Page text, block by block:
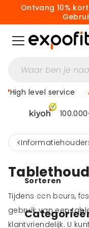
Ontvang 10%
High level service
<
Sorteren
Tijdens een beurs,
gebruik van een
klantvriendelijk. U